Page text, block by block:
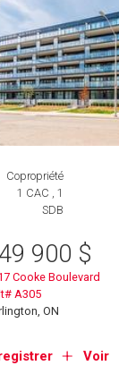
Copropriété
1 CAC , 1
SDB
900 $
Cooke Boulevard
A305
ON
Voir